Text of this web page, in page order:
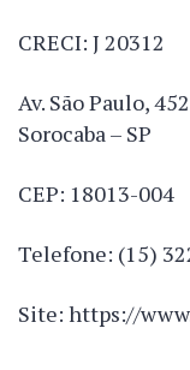
CRECI: J 20312
Av. São Paulo,
Sorocaba – SP
CEP: 18013-004
Telefone: (15)
Site: https://